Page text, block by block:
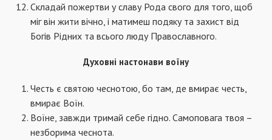
Складай пожертви у славу Рода свого для того, щоб
міг він жити вічно, і матимеш подяку та захист від
Богів Рідних та всього люду Православного.
Духовні настонави воїну
Честь є святою чеснотою, бо там, де вмирає честь,
вмирає Воїн.
Воїне, завжди тримай себе гідно. Самоповага твоя –
незборима чеснота.